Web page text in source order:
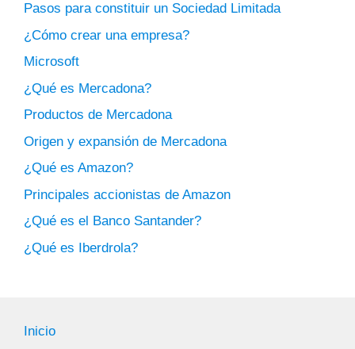
Pasos para constituir un Sociedad Limitada
¿Cómo crear una empresa?
Microsoft
¿Qué es Mercadona?
Productos de Mercadona
Origen y expansión de Mercadona
¿Qué es Amazon?
Principales accionistas de Amazon
¿Qué es el Banco Santander?
¿Qué es Iberdrola?
Inicio